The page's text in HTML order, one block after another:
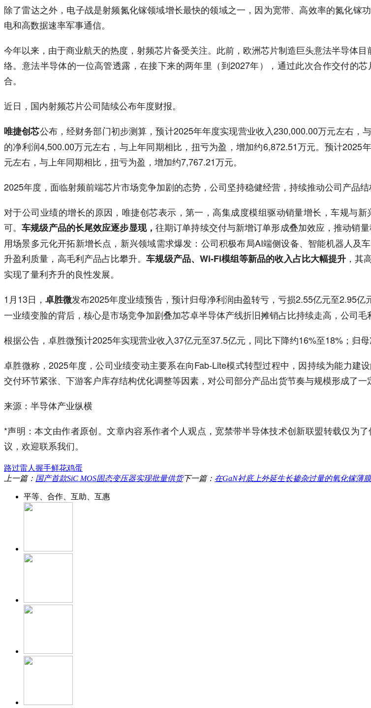
除了雷达之外，电子战是射频氮化镓领域增长最快的领域之一，因为宽带、高效率的氮化
电和高数据速率军事通信。
今年以来，由于商业航天的热度，射频芯片备受关注。此前，欧洲芯片制造巨头意法半导体
络。意法半导体的一位高管透露，在接下来的两年里（到2027年），通过此次合作交付的
合。
近日，国内射频芯片公司陆续公布年度财报。
唯捷创芯公布，经财务部门初步测算，预计2025年年度实现营业收入230,000.00万元左右
的净利润4,500.00万元左右，与上年同期相比，扭亏为盈，增加约6,872.51万元。预计
元左右，与上年同期相比，扭亏为盈，增加约7,767.21万元。
2025年度，面临射频前端芯片市场竞争加剧的态势，公司坚持稳健经营，持续推动公司产品
对于公司业绩的增长的原因，唯捷创芯表示，第一，高集成度模组驱动销量增长，车规与
可。车规级产品的长尾效应逐步显现， 往期订单持续交付与新增订单形成叠加效应，推动销
用场景多元化开拓新增长点，新兴领域需求爆发：公司积极布局AI端侧设备、智能机器人
升盈利质量，高毛利产品占比攀升。车规级产品、Wi-Fi模组等新品的收入占比大幅提升 ，其
实现了量利齐升的良性发展。
1月13日，卓胜微发布2025年度业绩预告，预计归母净利润由盈转亏，亏损2.55亿元至2.95
一业绩变脸的背后，核心是市场竞争加剧叠加芯卓半导体产线折旧摊销占比持续走高，公司
根据公告，卓胜微预计2025年实现营业收入37亿元至37.5亿元，同比下降约16%至18%；归
卓胜微称，2025年度，公司业绩变动主要系在向Fab-Lite模式转型过程中，因持续为能力建
交付环节紧张、下游客户库存结构优化调整等因素，对公司部分产品出货节奏与规模形成了一
来源：半导体产业纵横
*声明：本文由作者原创。文章内容系作者个人观点，宽禁带半导体技术创新联盟转载仅为
议，欢迎联系我们。
路过雷人 握手鲜花鸡蛋
上一篇： 国产首款SiC MOS固态变压器实现批量供货下一篇： 在GaN衬底上外延生长掺杂过量的氧化镓薄
平等、合作、互助、互惠